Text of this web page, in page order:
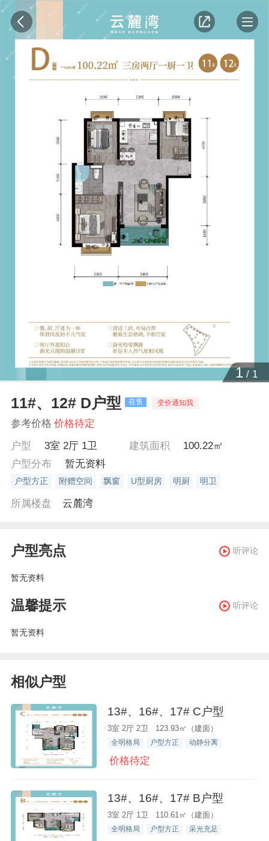
1/ 1
11#、12# D户型 在售 变价通知我
参考价格 价格待定
户型
3室 2厅 1卫 建筑面积
100.22㎡
户型分布
暂无资料
户型方正 附赠空间 飘窗 U型厨房 明厨 明卫
所属楼盘 云麓湾
户型亮点 听评论
暂无资料
温馨提示 听评论
暂无资料
相似户型
13#、16#、17# C户型
3室 2厅 2卫 123.93㎡（建面）
全明格局 户型方正 动静分离
价格待定
13#、16#、17# B户型
3室 2厅 1卫 110.61㎡（建面）
全明格局 户型方正 采光充足